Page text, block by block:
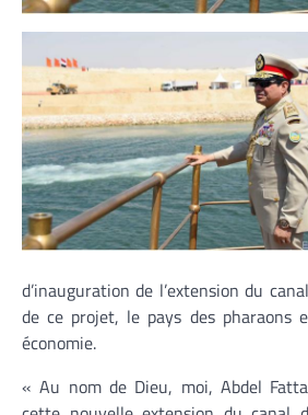
d’inauguration de l’extension du
de ce projet, le pays des pharaons
économie.
« Au nom de Dieu, moi, Abdel